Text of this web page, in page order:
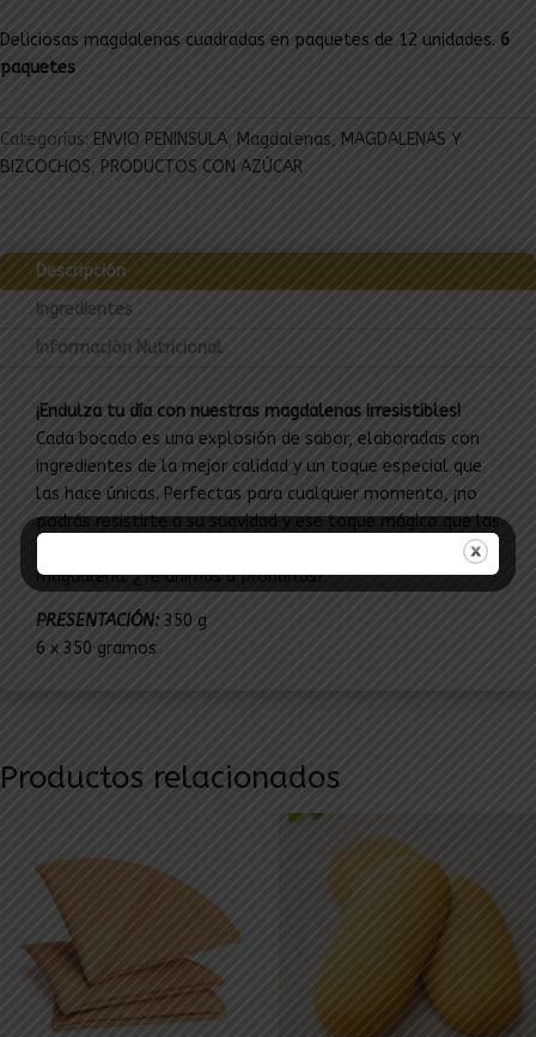
Deliciosas magdalenas cuadradas en paquetes de 12 unidades. 6
paquetes
Categorías: ENVIO PENINSULA, Magdalenas, MAGDALENAS Y
BIZCOCHOS, PRODUCTOS CON AZÚCAR
Descripción
Ingredientes
Información Nutricional
¡Endulza tu día con nuestras magdalenas irresistibles!
Cada bocado es una explosión de sabor, elaboradas con
ingredientes de la mejor calidad y un toque especial que
las hace únicas. Perfectas para cualquier momento, ¡no
podrás resistirte a su suavidad y ese toque mágico que las
magdalena. ¿Te animas a probarlas?
PRESENTACIÓN: 350 g
6 x 350 gramos
Productos relacionados